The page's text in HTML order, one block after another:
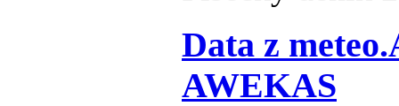
Data z
AWEKAS